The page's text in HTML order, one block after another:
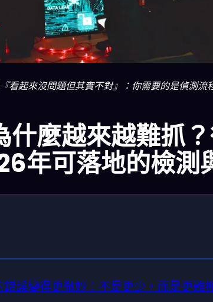
看起來沒問題但其實不對』：你需要的是偵測流
什麼越來越難抓
年可落地的檢測
錯誤變得更微妙：不是更少，而是更難